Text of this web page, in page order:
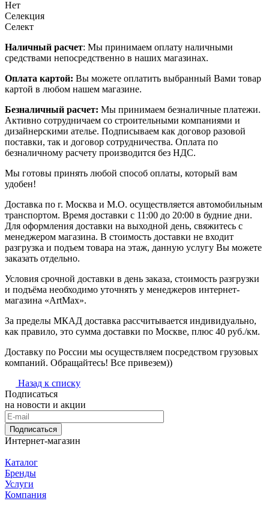
Нет
Селекция
Селект
Наличный расчет: Мы принимаем оплату наличными
средствами непосредственно в наших магазинах.
Оплата картой: Вы можете оплатить выбранный Вами товар
картой в любом нашем магазине.
Безналичный расчет: Мы принимаем безналичные платежи.
Активно сотрудничаем со строительными компаниями и
дизайнерскими ателье. Подписываем как договор разовой
поставки, так и договор сотрудничества. Оплата по
безналичному расчету производится без НДС.
Мы готовы принять любой способ оплаты, который вам
удобен!
Доставка по г. Москва и М.О. осуществляется автомобильным
транспортом. Время доставки с 11:00 до 20:00 в будние дни.
Для оформления доставки на выходной день, свяжитесь с
менеджером магазина. В стоимость доставки не входит
разгрузка и подъем товара на этаж, данную услугу Вы можете
заказать отдельно.
Условия срочной доставки в день заказа, стоимость разгрузки
и подъёма необходимо уточнять у менеджеров интернет-
магазина «ArtMax».
За пределы МКАД доставка рассчитывается индивидуально,
как правило, это сумма доставки по Москве, плюс 40 руб./км.
Доставку по России мы осуществляем посредством грузовых
компаний. Обращайтесь! Все привезем))
Назад к списку
Подписаться
на новости и акции
Подписаться
Интернет-магазин
Каталог
Бренды
Услуги
Компания